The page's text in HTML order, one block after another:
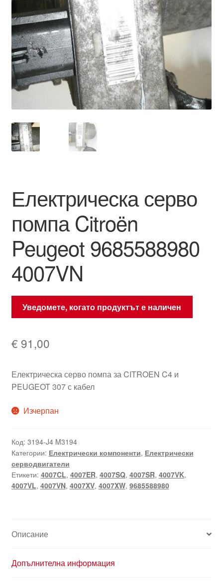
Правила и условия
Процедура за рекламации
Разгледайте
Транспорт
Електрическа серво
помпа Citroën
Peugeot 9685588980
4007VN
Уведомете, когато продуктът е наличен
€ 91,00
Електрическа серво помпа за CITROEN C4 и
PEUGEOT 307 с кабел
Изчерпан
Код: 3194-J4 M3194
Категории: Електрически компоненти, Електрически
серводвигатели
Етикети: 4007CL, 4007ER, 4007SQ, 4007SR, 4007VK,
4007VL, 4007VN, 4007XV, 4007XW, 9685588980
Описание
Допълнителна информация